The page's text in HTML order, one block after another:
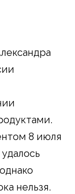
8 июля
нельзя.